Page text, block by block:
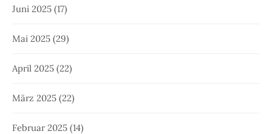
Juni 2025 (17)
Mai 2025 (29)
April 2025 (22)
März 2025 (22)
Februar 2025 (14)